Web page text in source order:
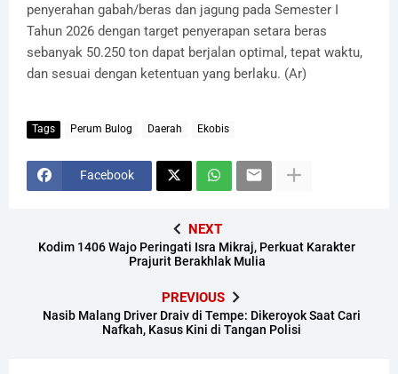
penyerahan gabah/beras dan jagung pada Semester I
Tahun 2026 dengan target penyerapan setara beras
sebanyak 50.250 ton dapat berjalan optimal, tepat waktu,
dan sesuai dengan ketentuan yang berlaku. (Ar)
Tags Perum Bulog Daerah Ekobis
Facebook
NEXT
Kodim 1406 Wajo Peringati Isra Mikraj, Perkuat Karakter
Prajurit Berakhlak Mulia
PREVIOUS
Nasib Malang Driver Draiv di Tempe: Dikeroyok Saat Cari
Nafkah, Kasus Kini di Tangan Polisi